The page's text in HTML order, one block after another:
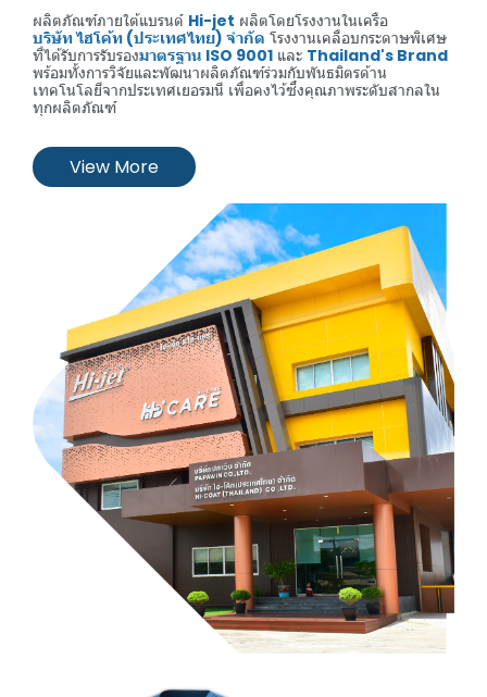
ผลิตภัณฑ์ภายใต้แบรนด์ Hi-jet ผลิตโดยโรงงานในเครือ
บริษัท ไฮโค้ท (ประเทศไทย) จำกัด โรงงานเคลือบกระดาษพิเศษ
ที่ได้รับการรับรองมาตรฐาน ISO 9001 และ Thailand's Brand
พร้อมทั้งการวิจัยและพัฒนาผลิตภัณฑ์ร่วมกับพันธมิตรด้าน
เทคโนโลยีจากประเทศเยอรมนี เพื่อคงไว้ซึ่งคุณภาพระดับสากลใน
ทุกผลิตภัณฑ์
View More